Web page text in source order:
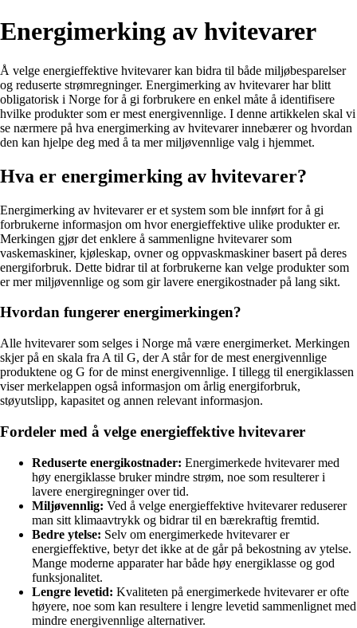
Energimerking av hvitevarer
Å velge energieffektive hvitevarer kan bidra til både miljøbesparelser
og reduserte strømregninger. Energimerking av hvitevarer har blitt
obligatorisk i Norge for å gi forbrukere en enkel måte å identifisere
hvilke produkter som er mest energivennlige. I denne artikkelen skal vi
se nærmere på hva energimerking av hvitevarer innebærer og hvordan
den kan hjelpe deg med å ta mer miljøvennlige valg i hjemmet.
Hva er energimerking av hvitevarer?
Energimerking av hvitevarer er et system som ble innført for å gi
forbrukerne informasjon om hvor energieffektive ulike produkter er.
Merkingen gjør det enklere å sammenligne hvitevarer som
vaskemaskiner, kjøleskap, ovner og oppvaskmaskiner basert på deres
energiforbruk. Dette bidrar til at forbrukerne kan velge produkter som
er mer miljøvennlige og som gir lavere energikostnader på lang sikt.
Hvordan fungerer energimerkingen?
Alle hvitevarer som selges i Norge må være energimerket. Merkingen
skjer på en skala fra A til G, der A står for de mest energivennlige
produktene og G for de minst energivennlige. I tillegg til energiklassen
viser merkelappen også informasjon om årlig energiforbruk,
støyutslipp, kapasitet og annen relevant informasjon.
Fordeler med å velge energieffektive hvitevarer
Reduserte energikostnader: Energimerkede hvitevarer med
høy energiklasse bruker mindre strøm, noe som resulterer i
lavere energiregninger over tid.
Miljøvennlig: Ved å velge energieffektive hvitevarer reduserer
man sitt klimaavtrykk og bidrar til en bærekraftig fremtid.
Bedre ytelse: Selv om energimerkede hvitevarer er
energieffektive, betyr det ikke at de går på bekostning av ytelse.
Mange moderne apparater har både høy energiklasse og god
funksjonalitet.
Lengre levetid: Kvaliteten på energimerkede hvitevarer er ofte
høyere, noe som kan resultere i lengre levetid sammenlignet med
mindre energivennlige alternativer.